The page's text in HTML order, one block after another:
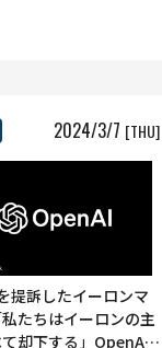
2024/3/7 [THU]
提訴したイーロンマ
たちはイーロンの主
却下する」OpenAI